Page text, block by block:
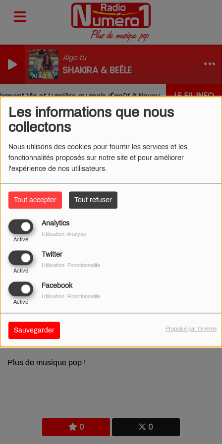
Les informations que nous
collectons
Nous utilisons des cookies pour fournir les services et les
fonctionnalités proposés sur notre site et pour améliorer
l'expérience de nos utilisateurs.
Tout accepter Tout refuser
Analytics
Activé
Utilisation: Analyse
Twitter
Activé
Utilisation: Fonctionnalité
Facebook
Activé
Utilisation: Fonctionnalité
Sauvegarder Propulsé par Orejime
Algo tu
SHAKIRA & BEÉLE
LE FIL INFO
Vie et Lumière au mois d'août à Nevoy Louis,
LEWIS CAPALDI - SURVIVE
0 0
Plus de musique pop !